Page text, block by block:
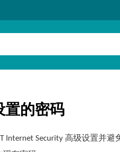
置的密码
Internet Security 高级设置并